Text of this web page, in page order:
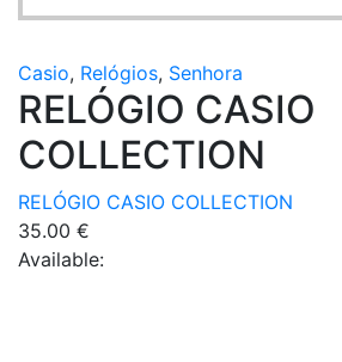
Casio, Relógios, Senhora
RELÓGIO CASIO
COLLECTION
RELÓGIO CASIO COLLECTION
35.00 €
Available: